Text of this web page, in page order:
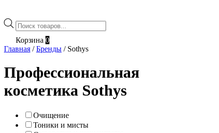
Поиск
товаров
Корзина 0
Главная / Бренды / Sothys
Профессиональная
косметика Sothys
Очищение
Тоники и мисты